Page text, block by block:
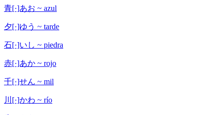
青[·]あお ~ azul
夕[·]ゆう ~ tarde
石[·]いし ~ piedra
赤[·]あか ~ rojo
千[·]せん ~ mil
川[·]かわ ~ río